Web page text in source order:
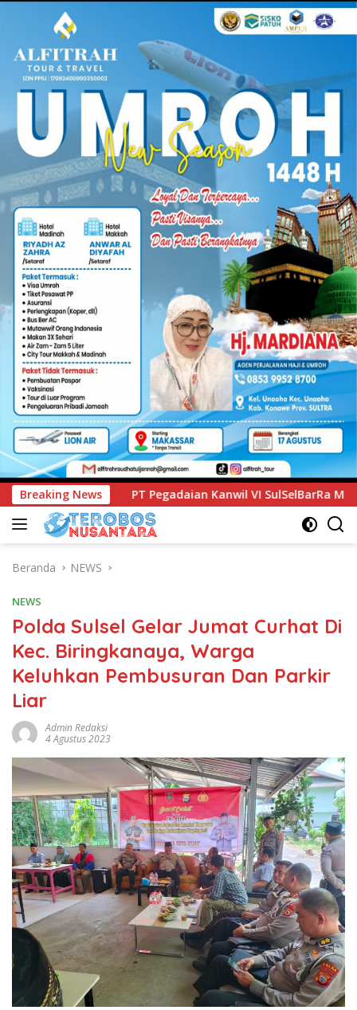
Breaking News
Kanwil VI SulSelBarRa Maluku Luncurkan Program PANDE
Beranda NEWS
NEWS
Polda Sulsel Gelar Jumat Curhat Di
Kec. Biringkanaya, Warga
Keluhkan Pembusuran Dan Parkir
Liar
Admin Redaksi
4 Agustus 2023